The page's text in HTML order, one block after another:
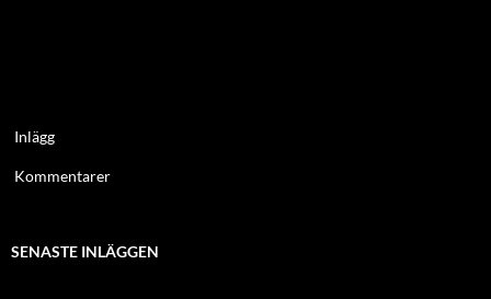
Inlägg
Kommentarer
SENASTE INLÄGGEN